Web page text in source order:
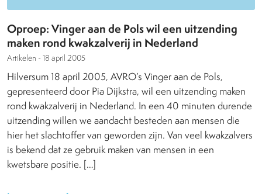
Oproep: Vinger aan de Pols wil een uitzending
maken rond kwakzalverij in Nederland
Artikelen - 18 april 2005
Hilversum 18 april 2005, AVRO’s Vinger aan de Pols,
gepresenteerd door Pia Dijkstra, wil een uitzending maken
rond kwakzalverij in Nederland. In een 40 minuten durende
uitzending willen we aandacht besteden aan mensen die
hier het slachtoffer van geworden zijn. Van veel kwakzalvers
is bekend dat ze gebruik maken van mensen in een
kwetsbare positie. […]